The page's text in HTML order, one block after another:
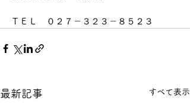
ＴＥＬ　０２７－３２３－８５２３
最新記事 すべて表示